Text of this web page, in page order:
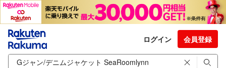
ログイン 会員登録